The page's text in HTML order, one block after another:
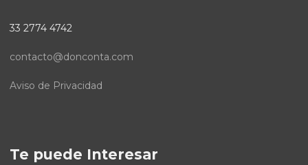
33 2774 4742
contacto@donconta.com
Aviso de Privacidad
Te puede Interesar